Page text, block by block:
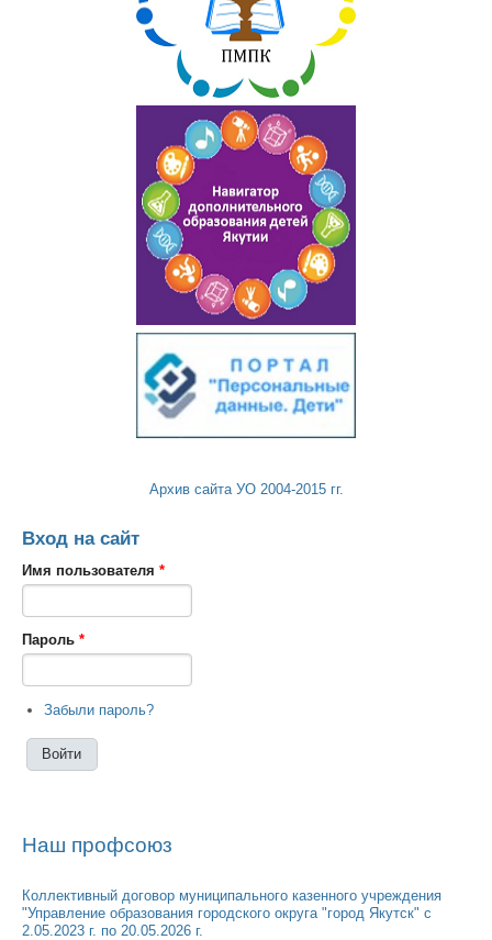
Архив сайта УО 2004-2015 гг.
Вход на сайт
Имя пользователя *
Пароль *
Забыли пароль?
Наш профсоюз
Коллективный договор муниципального казенного учреждения
"Управление образования городского округа "город Якутск" с
2.05.2023 г. по 20.05.2026 г.